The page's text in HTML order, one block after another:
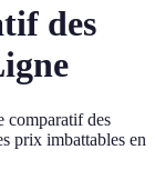
des
comparatif des
prix imbattables en